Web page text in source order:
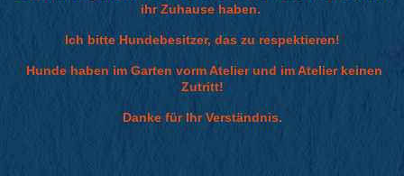
ihr Zuhause haben.
Ich bitte Hundebesitzer, das zu respektieren!
Hunde haben im Garten vorm Atelier und im Atelier keinen
Zutritt!
Danke für Ihr Verständnis.